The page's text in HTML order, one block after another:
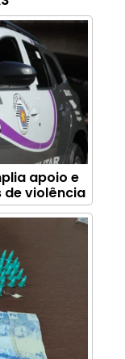
apoio e
violência